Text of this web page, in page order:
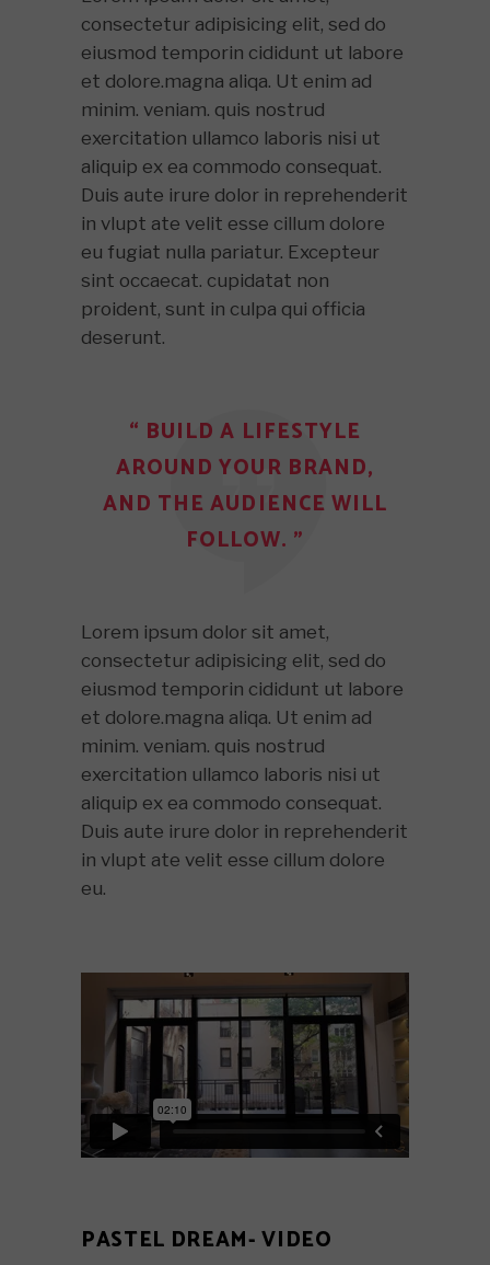
consectetur adipisicing elit, sed do
eiusmod temporin cididunt ut labore
et dolore.magna aliqa. Ut enim ad
minim. veniam. quis nostrud
exercitation ullamco laboris nisi ut
aliquip ex ea commodo consequat.
Duis aute irure dolor in reprehenderit
in vlupt ate velit esse cillum dolore
eu fugiat nulla pariatur. Excepteur
sint occaecat. cupidatat non
proident, sunt in culpa qui officia
deserunt.
“ BUILD A LIFESTYLE
AROUND YOUR BRAND,
AND THE AUDIENCE WILL
FOLLOW. ”
Lorem ipsum dolor sit amet,
consectetur adipisicing elit, sed do
eiusmod temporin cididunt ut labore
et dolore.magna aliqa. Ut enim ad
minim. veniam. quis nostrud
exercitation ullamco laboris nisi ut
aliquip ex ea commodo consequat.
Duis aute irure dolor in reprehenderit
in vlupt ate velit esse cillum dolore
eu.
PASTEL DREAM- VIDEO